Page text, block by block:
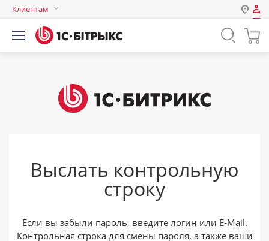
Клиентам
Авторизация
Логин
Запомнить меня на этом
компьютере
Забыли свой пароль?
Выслать контрольную
строку
Если вы забыли пароль, введите логин или E-Mail.
Контрольная строка для смены пароля, а также ваши